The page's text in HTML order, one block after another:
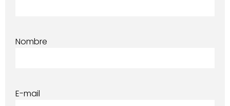
Nombre
E-mail